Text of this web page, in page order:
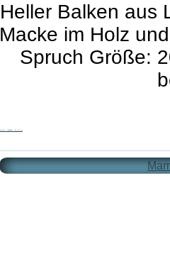
Heller Balken aus
Macke im Holz
Spruch Größe: